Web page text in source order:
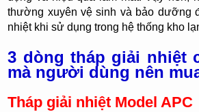
thường xuyên vệ sinh và bảo dưỡng
nhiệt khi sử dụng trong hệ thống kho
3 dòng tháp giải nhiệt
mà người dùng nên
Tháp giải nhiệt Model APC